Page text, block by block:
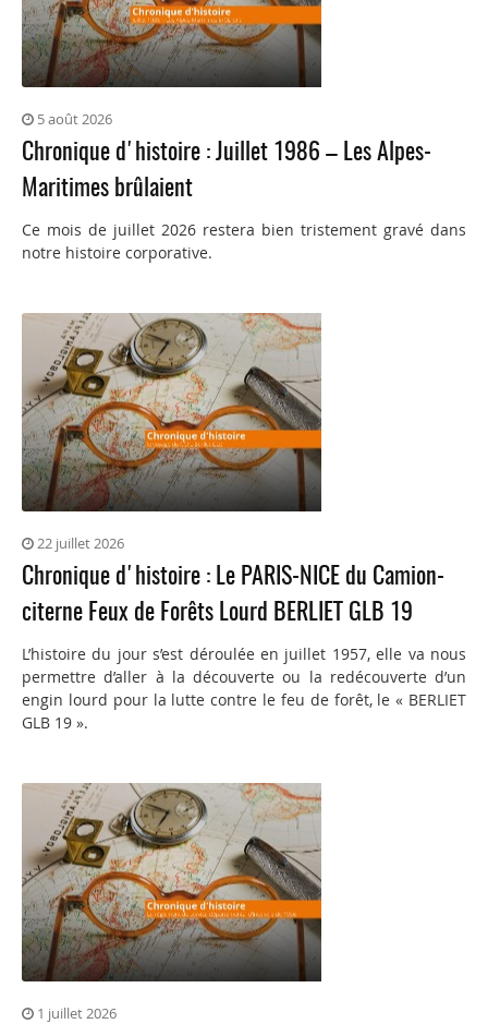
5 août 2026
Chronique d'histoire : Juillet 1986 – Les Alpes-
Maritimes brûlaient
Ce mois de juillet 2026 restera bien tristement gravé dans
notre histoire corporative.
22 juillet 2026
Chronique d'histoire : Le PARIS-NICE du Camion-
citerne Feux de Forêts Lourd BERLIET GLB 19
L’histoire du jour s’est déroulée en juillet 1957, elle va nous
permettre d’aller à la découverte ou la redécouverte d’un
engin lourd pour la lutte contre le feu de forêt, le « BERLIET
GLB 19 ».
1 juillet 2026